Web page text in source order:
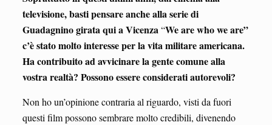
televisione, basti pensare anche alla serie di
Guadagnino girata qui a Vicenza“We are who we are”
c’è stato molto interesse per la vita militare americana.
Ha contribuito ad avvicinare la gente comune alla
vostra realtà? Possono essere considerati autorevoli?
Non ho un’opinione contraria al riguardo, visti da fuori
questi film possono sembrare molto credibili, divenendo